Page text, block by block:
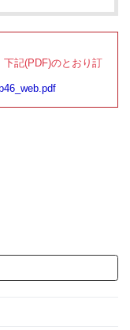
記(PDF)のとおり訂